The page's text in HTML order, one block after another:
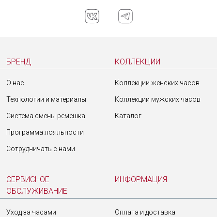
БРЕНД КОЛЛЕКЦИИ
О нас
Технологии и материалы
Система смены ремешка
Программа лояльности
Сотрудничать с нами
Коллекции женских часов
Коллекции мужских часов
Каталог
СЕРВИСНОЕ
ОБСЛУЖИВАНИЕ
ИНФОРМАЦИЯ
Уход за часами Оплата и доставка